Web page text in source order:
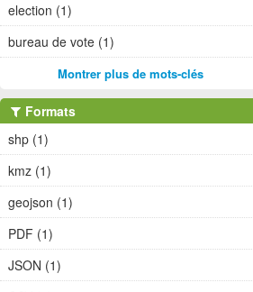
election (1)
bureau de vote (1)
Montrer plus de mots-clés
Formats
shp (1)
kmz (1)
geojson (1)
PDF (1)
JSON (1)